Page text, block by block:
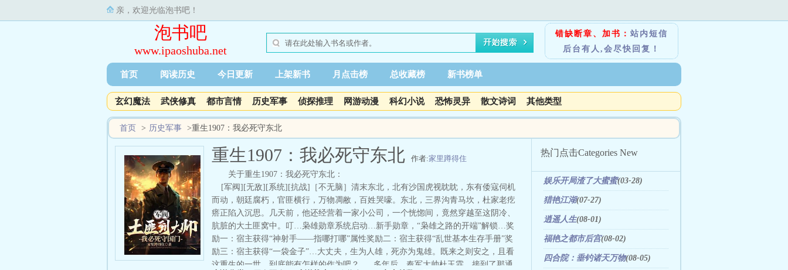
亲，欢迎光临泡书吧！
泡书吧
www.ipaoshuba.net
错缺断章、加书： 站内短信
后台有人,会尽快回复！
首页 阅读历史 今日更新 上架新书 月点击榜 总收藏榜 新书榜单
玄幻魔法 武侠修真 都市言情 历史军事 侦探推理 网游动漫 科幻小说 恐怖灵异 散文诗词 其他类型
首页 > 历史军事 >重生1907：我必死守东北
重生1907：我必死守东北 作者:家里蹲得住
关于重生1907：我必死守东北：
[军阀][无敌][系统][抗战]［不无脑］清末东北，北有沙国虎视眈眈，东有倭寇伺机
而动，朝廷腐朽，官匪横行，万物凋敝，百姓哭嚎。东北，三界沟青马坎，杜家老疙
瘩正陷入沉思。几天前，他还经营着一家小公司，一个恍惚间，竟然穿越至这阴冷、
肮脏的大土匪窝中。叮…枭雄勋章系统启动…新手勋章，“枭雄之路的开端”解锁…奖
励一：宿主获得“神射手——指哪打哪”属性奖励二：宿主获得“乱世基本生存手册”奖
励三：宿主获得“一袋金子”…大丈夫，生为人雄，死亦为鬼雄。既来之则安之，且看
这重生的一世，到底能有怎样的作为吧？......多年后，奉军大帅杜玉霖，接到了那通
热门点击Categories New
娱乐开局渣了大蜜蜜(03-28)
猎艳江湖(07-27)
逍遥人生(08-01)
福艳之都市后宫(08-02)
四合院：垂钓诸天万物(08-05)